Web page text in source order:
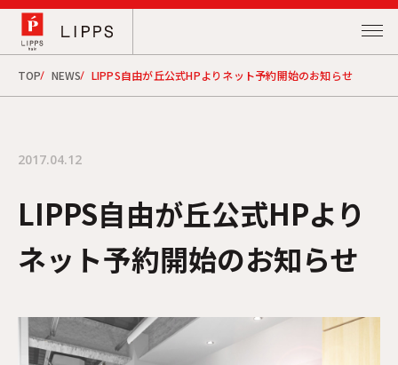
TOP NEWS LIPPS自由が丘公式HPよりネット予約開始のお知らせ
2017.04.12
LIPPS自由が丘公式HPより
ネット予約開始のお知らせ